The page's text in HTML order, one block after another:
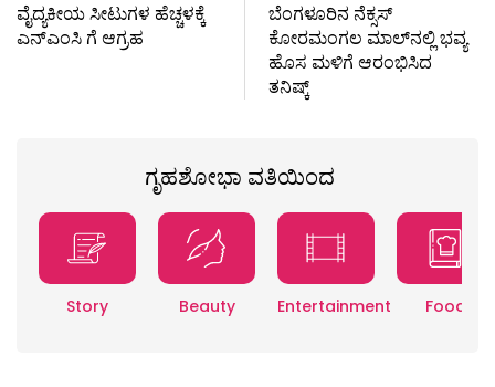
ವೈದ್ಯಕೀಯ ಸೀಟುಗಳ ಹೆಚ್ಚಳಕ್ಕೆ
ಎನ್‌ಎಂಸಿ ಗೆ ಆಗ್ರಹ
ಬೆಂಗಳೂರಿನ ನೆಕ್ಸಸ್
ಕೋರಮಂಗಲ ಮಾಲ್‍ನಲ್ಲಿ ಭವ್ಯ
ಹೊಸ ಮಳಿಗೆ ಆರಂಭಿಸಿದ
ತನಿಷ್ಕ್
ಗೃಹಶೋಭಾ ವತಿಯಿಂದ
Story Beauty Entertainment Food